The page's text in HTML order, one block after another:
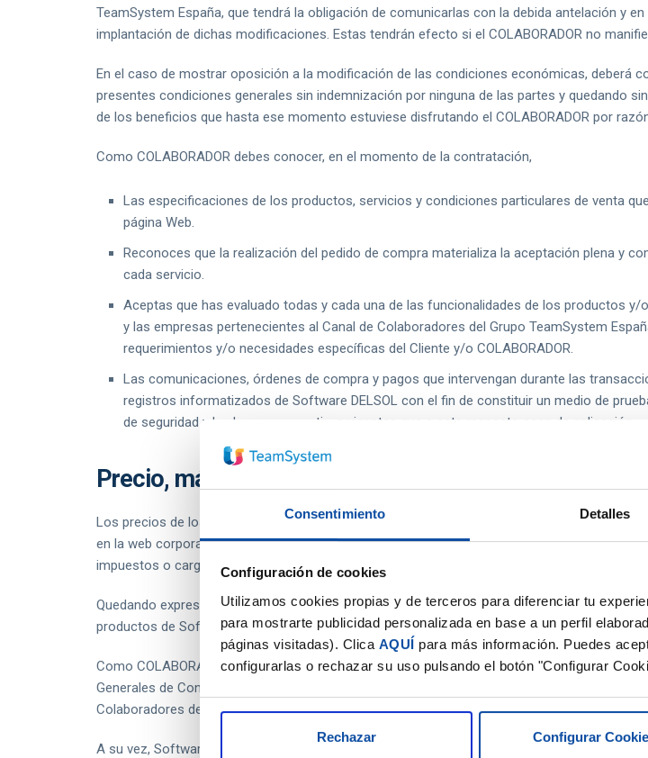
Consentimiento Detalles
Configuración de cookies
Utilizamos cookies propias y de terceros para diferenciar tu
para mostrarte publicidad personalizada en base a un perfil
páginas visitadas). Clica AQUÍ para más información. Puedes
configurarlas o rechazar su uso pulsando el botón "Configurar
Rechazar Configurar
TeamSystem España, que tendrá la obligación de comunicarlas con la debida antelación y
implantación de dichas modificaciones. Estas tendrán efecto si el COLABORADOR no
En el caso de mostrar oposición a la modificación de las condiciones económicas, deberá
presentes condiciones generales sin indemnización por ninguna de las partes y quedando
de los beneficios que hasta ese momento estuviese disfrutando el COLABORADOR por
Como COLABORADOR debes conocer, en el momento de la contratación,
Las especificaciones de los productos, servicios y condiciones particulares de venta
página Web.
Reconoces que la realización del pedido de compra materializa la aceptación plena y
cada servicio.
Aceptas que has evaluado todas y cada una de las funcionalidades de los productos
y las empresas pertenecientes al Canal de Colaboradores del Grupo TeamSystem
requerimientos y/o necesidades específicas del Cliente y/o COLABORADOR.
Las comunicaciones, órdenes de compra y pagos que intervengan durante las
registros informatizados de Software DELSOL con el fin de constituir un medio de
de seguridad y las leyes y normativas vigentes que a este respecto sean de aplicación.
Precio, márgenes, condiciones de pago y renovación
Los precios de los productos y/o servicios que como COLABORADOR ofrecerá a sus
en la web corporativa, no incluyen impuestos aplicables o cualquier otro cargo adicional en
impuestos o cargos que resulten legalmente aplicables) adicionales al precio del servicio de
Quedando expresamente prohibido que como COLABORADOR altere el P.V.P establecido
productos de Software DELSOL y las empresas pertenecientes al Canal de Colaboradores
Como COLABORARDOR tienes la obligación de informar a tus clientes que la contratación
Generales de Contratación y Términos de Uso que se encuentran fijadas y publicadas en la
Colaboradores del Grupo TeamSystem España.
A su vez, Software DELSOL y las empresas pertenecientes al Canal de Colaboradores del